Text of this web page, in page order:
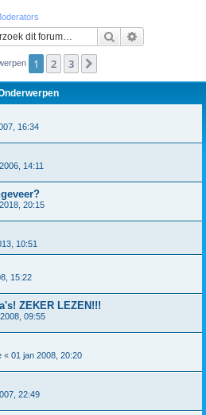
Zoek
1 2 3
16:34
14:11
20:15
10:51
15:22
ZEKER LEZEN!!!
09:55
« 01 jan 2008, 20:20
22:49